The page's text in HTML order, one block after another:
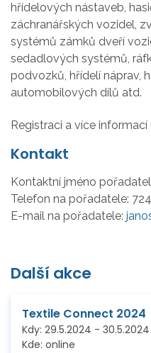
hřídelových nástaveb,
záchranářských vozidel,
systémů zámků dveří
sedadlových systémů,
podvozků, hřídelí náprav,
automobilových dílů atd.
Registraci a více
Kontakt
Kontaktní jméno
Telefon na pořadatele:
E-mail na pořadatele:
Další akce
Textile Connect 2024
Kdy: 29.5.2024 - 30.5.2024
Kde: online